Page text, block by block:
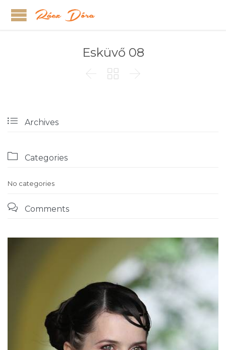
Esküvő 08
  
 Archives
 Categories
No categories
 Comments